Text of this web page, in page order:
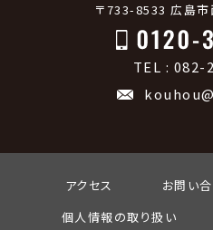
〒733-8533 広島
TEL : 082-
アクセス お問い
個人情報の取り扱い